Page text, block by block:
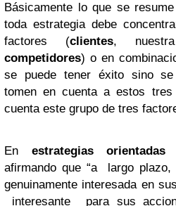
Básicamente lo que se
toda estrategia debe
factores (clientes,
competidores) o en
se puede tener éxito sino
tomen en cuenta a estos
cuenta este grupo de tres
En estrategias
afirmando que “a largo
genuinamente interesada en
interesante para sus